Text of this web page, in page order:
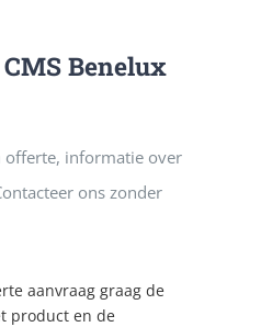
Benelux
offerte, informatie over
ons zonder
aanvraag graag de
product en de